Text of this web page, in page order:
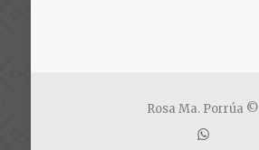
Rosa Ma. Porrúa ©